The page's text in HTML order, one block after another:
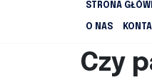
STRONA
O NAS
Czy